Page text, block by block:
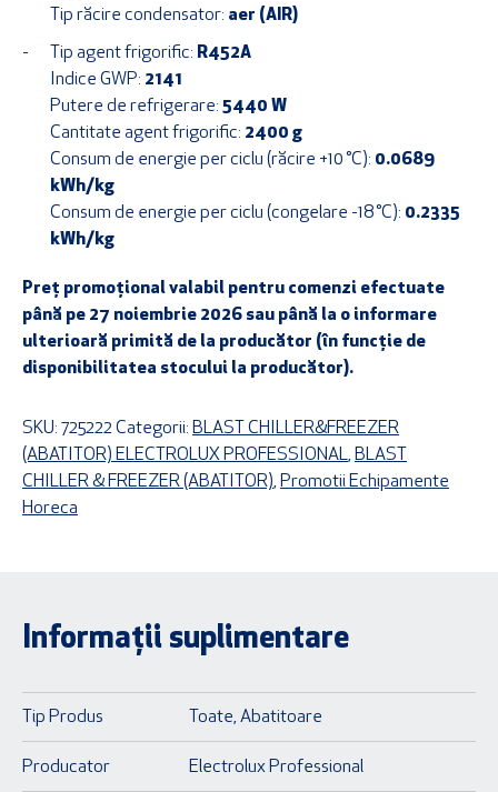
Tip răcire condensator: aer (AIR)
Tip agent frigorific: R452A
Indice GWP: 2141
Putere de refrigerare: 5440 W
Cantitate agent frigorific: 2400 g
Consum de energie per ciclu (răcire +10 °C): 0.0689
kWh/kg
Consum de energie per ciclu (congelare -18 °C): 0.2335
kWh/kg
Preț promoțional valabil pentru comenzi efectuate
până pe 27 noiembrie 2026 sau până la o informare
ulterioară primită de la producător (în funcție de
disponibilitatea stocului la producător).
SKU: 725222Categorii: BLAST CHILLER&FREEZER
(ABATITOR) ELECTROLUX PROFESSIONAL, BLAST
CHILLER & FREEZER (ABATITOR), Promotii Echipamente
Horeca
Informații suplimentare
Tip Produs Toate, Abatitoare
Producator Electrolux Professional